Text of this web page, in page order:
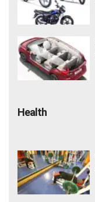
Health